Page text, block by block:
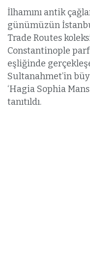
İlhamını antik
günümüzün
Trade Routes
Constantinople
eşliğinde
Sultanahmet’in
‘Hagia Sophia
tanıtıldı.